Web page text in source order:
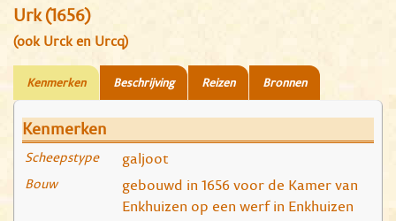
Urk (1656)
(ook Urck en Urcq)
Kenmerken Beschrijving Reizen Bronnen
Kenmerken
Scheepstype galjoot
Bouw
gebouwd in 1656 voor de Kamer van
Enkhuizen op een werf in Enkhuizen